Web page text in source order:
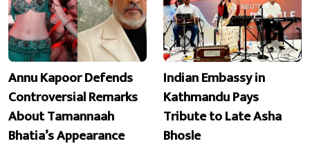
Annu Kapoor Defends
Controversial Remarks
About Tamannaah
Bhatia’s Appearance
Indian Embassy in
Kathmandu Pays
Tribute to Late Asha
Bhosle